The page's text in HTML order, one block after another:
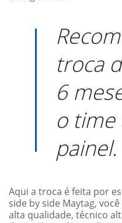
troca
6
o time
painel.
Aqui a troca é feita por
side by side Maytag,
alta qualidade, técnico